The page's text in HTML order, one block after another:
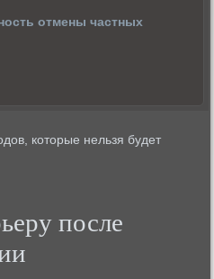
отмены частных
которые нельзя будет
после